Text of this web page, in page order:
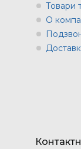
Товари
О